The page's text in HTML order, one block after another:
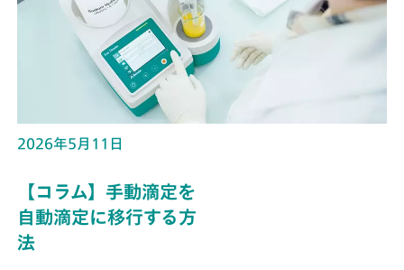
2026年5月11日
【コラム】手動滴定を
自動滴定に移行する方
法